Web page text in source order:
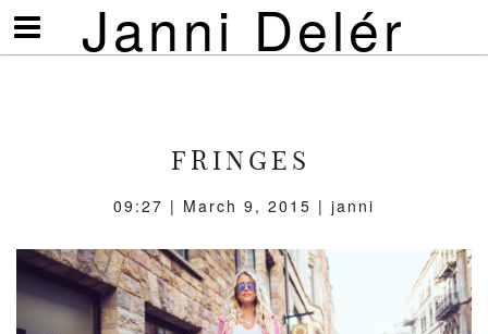
Janni Delér
Visa/göm
meny
FRINGES
09:27 | March 9, 2015 | janni